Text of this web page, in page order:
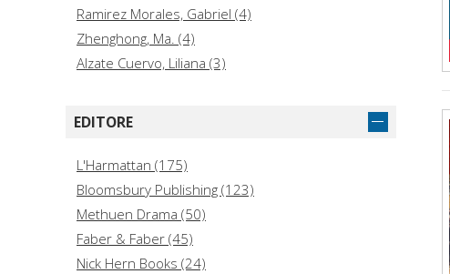
Ramirez Morales, Gabriel (4)
Zhenghong, Ma. (4)
Alzate Cuervo, Liliana (3)
Arnaud, Pierre (3)
Chauvet, Didier (3)
Guthals, Sarah (3)
Ibsen, Henrik (3)
LoBrutto, Vincent (3)
Porter, David L. (3)
EDITORE
L'Harmattan (175)
Bloomsbury Publishing (123)
Methuen Drama (50)
Faber & Faber (45)
Nick Hern Books (24)